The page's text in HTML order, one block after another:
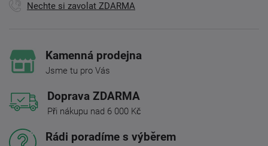
Nechte si zavolat ZDARMA
Kamenná prodejna
Jsme tu pro Vás
Doprava ZDARMA
Při nákupu nad 6 000 Kč
Rádi poradíme s výběrem